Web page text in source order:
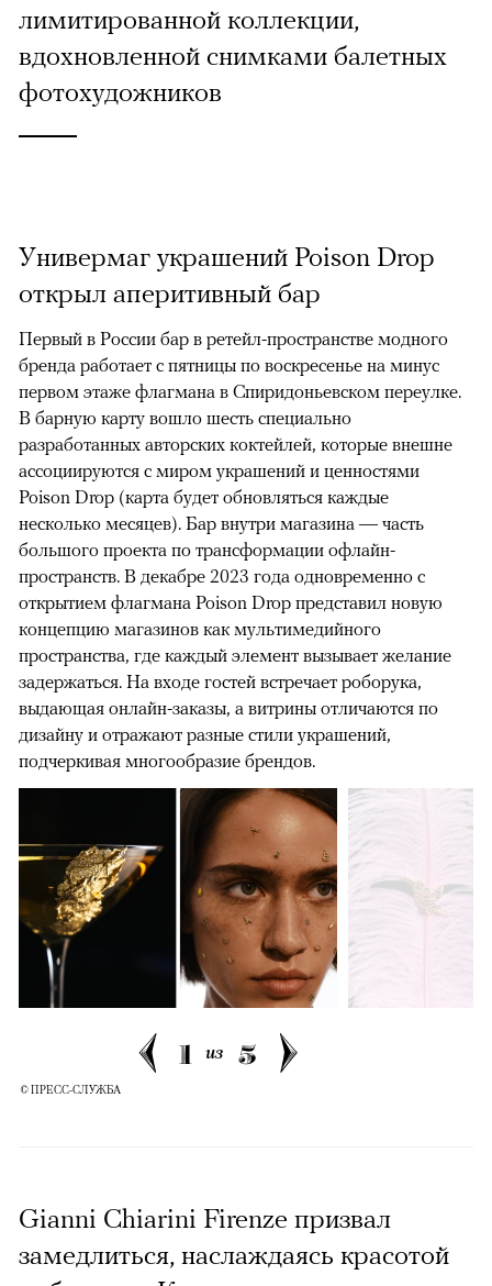
лимитированной коллекции,
вдохновленной снимками балетных
фотохудожников
Универмаг украшений Poison Drop
открыл аперитивный бар
Первый в России бар в ретейл-пространстве модного
бренда работает с пятницы по воскресенье на минус
первом этаже флагмана в Спиридоньевском переулке.
В барную карту вошло шесть специально
разработанных авторских коктейлей, которые внешне
ассоциируются с миром украшений и ценностями
Poison Drop (карта будет обновляться каждые
несколько месяцев). Бар внутри магазина — часть
большого проекта по трансформации офлайн-
пространств. В декабре 2023 года одновременно с
открытием флагмана Poison Drop представил новую
концепцию магазинов как мультимедийного
пространства, где каждый элемент вызывает желание
задержаться. На входе гостей встречает роборука,
выдающая онлайн-заказы, а витрины отличаются по
дизайну и отражают разные стили украшений,
подчеркивая многообразие брендов.
1 из 5
© ПРЕСС-СЛУЖБА
Gianni Chiarini Firenze призвал
замедлиться, наслаждаясь красотой